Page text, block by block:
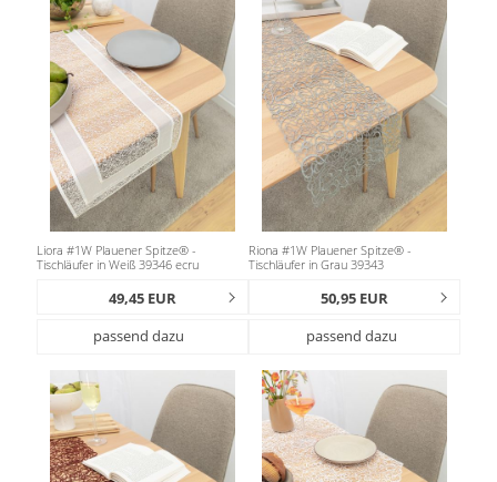
Liora #1W Plauener Spitze® -
Tischläufer in Weiß 39346 ecru
49,45 EUR
passend dazu
Riona #1W Plauener Spitze® -
Tischläufer in Grau 39343
50,95 EUR
passend dazu